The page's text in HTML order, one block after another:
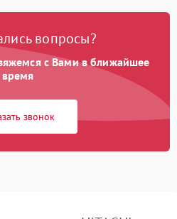
2200 ₽ Подробнее →
вопросы?
с Вами в ближайшее
время
звонок